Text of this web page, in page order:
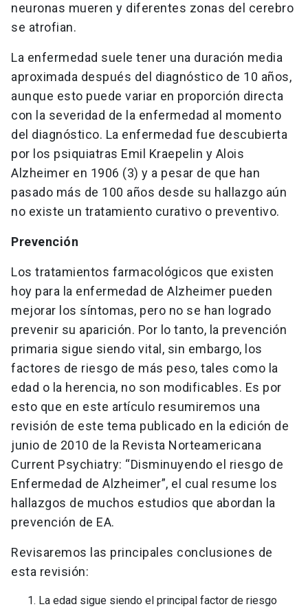
neuronas mueren y diferentes zonas del cerebro
se atrofian.
La enfermedad suele tener una duración media
aproximada después del diagnóstico de 10 años,
aunque esto puede variar en proporción directa
con la severidad de la enfermedad al momento
del diagnóstico. La enfermedad fue descubierta
por los psiquiatras Emil Kraepelin y Alois
Alzheimer en 1906 (3) y a pesar de que han
pasado más de 100 años desde su hallazgo aún
no existe un tratamiento curativo o preventivo.
Prevención
Los tratamientos farmacológicos que existen
hoy para la enfermedad de Alzheimer pueden
mejorar los síntomas, pero no se han logrado
prevenir su aparición. Por lo tanto, la prevención
primaria sigue siendo vital, sin embargo, los
factores de riesgo de más peso, tales como la
edad o la herencia, no son modificables. Es por
esto que en este artículo resumiremos una
revisión de este tema publicado en la edición de
junio de 2010 de la Revista Norteamericana
Current Psychiatry: “Disminuyendo el riesgo de
Enfermedad de Alzheimer”, el cual resume los
hallazgos de muchos estudios que abordan la
prevención de EA.
Revisaremos las principales conclusiones de
esta revisión:
La edad sigue siendo el principal factor de riesgo